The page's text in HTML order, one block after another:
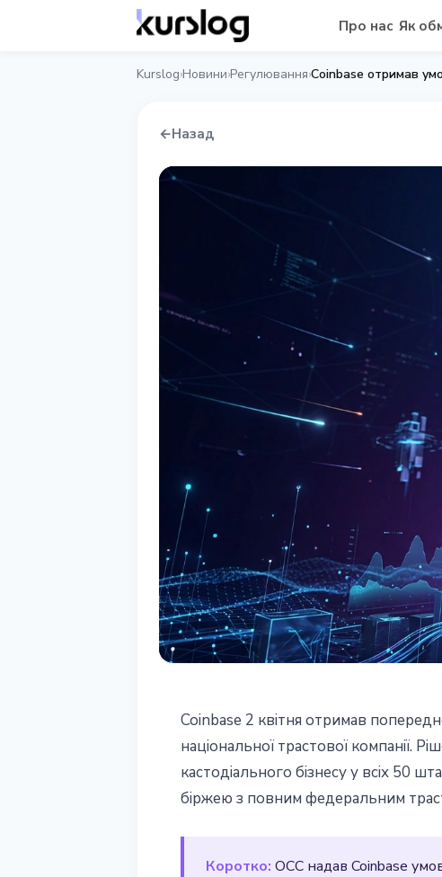
Про нас Як
Kurslog›Новини›Регулювання›Coinbase отримав
←Назад
Coinbase
федеральний
Coinbase 2 квітня отримав
національної трастової компанії.
кастодіального бізнесу у всіх 50
біржею з повним федеральним
Коротко: OCC надав Coinbase